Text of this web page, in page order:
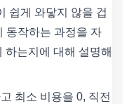
쉽게 와닿지 않을 겁
동작하는 과정을 자
하는지에 대해 설명해
최소 비용을 0, 직전